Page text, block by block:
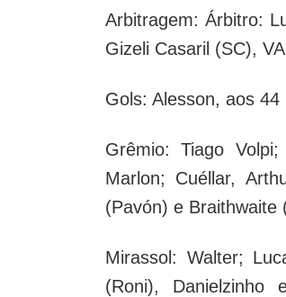
Arbitragem: Árbitro:
Gizeli Casaril (SC),
Gols: Alesson, aos
Grêmio: Tiago
Marlon; Cuéllar,
(Pavón) e Braithwaite
Mirassol: Walter;
(Roni), Danielzinho